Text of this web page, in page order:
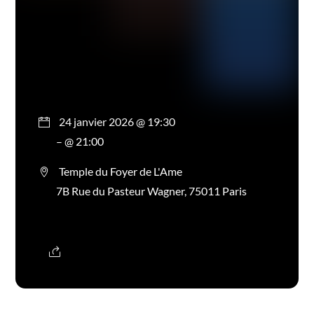
24 janvier 2026 @ 19:30
– @ 21:00
Temple du Foyer de L'Ame
7B Rue du Pasteur Wagner, 75011 Paris